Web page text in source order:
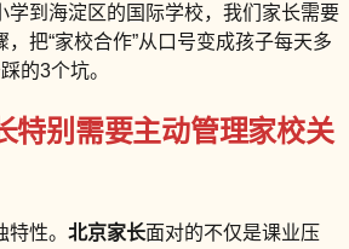
学到海淀区的国际学校，我们家长需要
把“家校合作”从口号变成孩子每天多
的3个坑。
特别需要主动管理家校关
性。 北京家长面对的不仅是课业压